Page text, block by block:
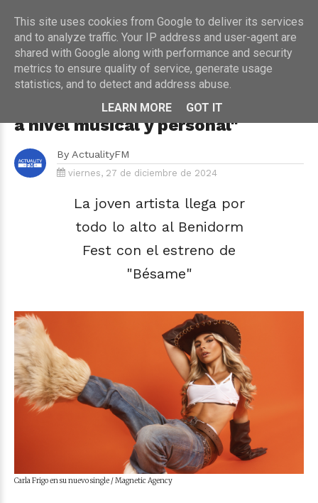
HOME›ENTREVISTA
Carla Frigo (Benidorm Fest 2025):
"'Siento que he cambiado mucho
a nivel musical y personal"
By ActualityFM
viernes, 27 de diciembre de 2024
La joven artista llega por
todo lo alto al Benidorm
Fest con el estreno de
"Bésame"
Carla Frigo en su nuevo single / Magnetic Agency
This site uses cookies from Google to deliver its services
and to analyze traffic. Your IP address and user-agent are
shared with Google along with performance and security
metrics to ensure quality of service, generate usage
statistics, and to detect and address abuse.
LEARN MORE
GOT IT